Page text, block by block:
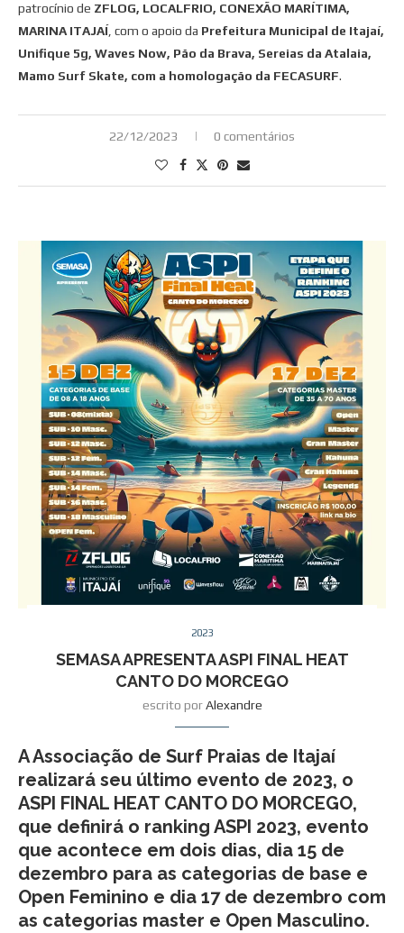
patrocínio de ZFLOG, LOCALFRIO, CONEXÃO MARÍTIMA,
MARINA ITAJAÍ, com o apoio da Prefeitura Municipal de Itajaí,
Unifique 5g, Waves Now, Pão da Brava, Sereias da Atalaia,
Mamo Surf Skate, com a homologação da FECASURF.
22/12/2023 0 comentários
2023
SEMASA APRESENTA ASPI FINAL HEAT
CANTO DO MORCEGO
escrito porAlexandre
A Associação de Surf Praias de Itajaí
realizará seu último evento de 2023, o
ASPI FINAL HEAT CANTO DO MORCEGO,
que definirá o ranking ASPI 2023, evento
que acontece em dois dias, dia 15 de
dezembro para as categorias de base e
Open Feminino e dia 17 de dezembro com
as categorias master e Open Masculino.